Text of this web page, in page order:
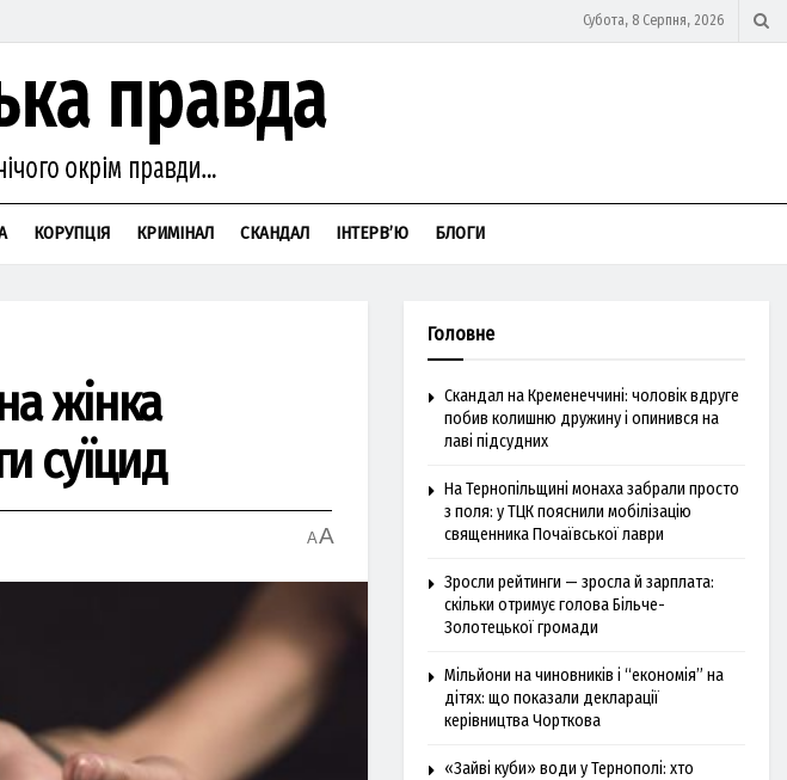
Субота, 8 Серпня, 2026
КОРУПЦІЯ КРИМІНАЛ СКАНДАЛ ІНТЕРВ’Ю БЛОГИ
жінка
суїцид
AA
Головне
Скандал на Кременеччині: чоловік вдруге
побив колишню дружину і опинився на
лаві підсудних
На Тернопільщині монаха забрали просто
з поля: у ТЦК пояснили мобілізацію
священника Почаївської лаври
Зросли рейтинги — зросла й зарплата:
скільки отримує голова Більче-
Золотецької громади
Мільйони на чиновників і “економія” на
дітях: що показали декларації
керівництва Чорткова
«Зайві куби» води у Тернополі: хто